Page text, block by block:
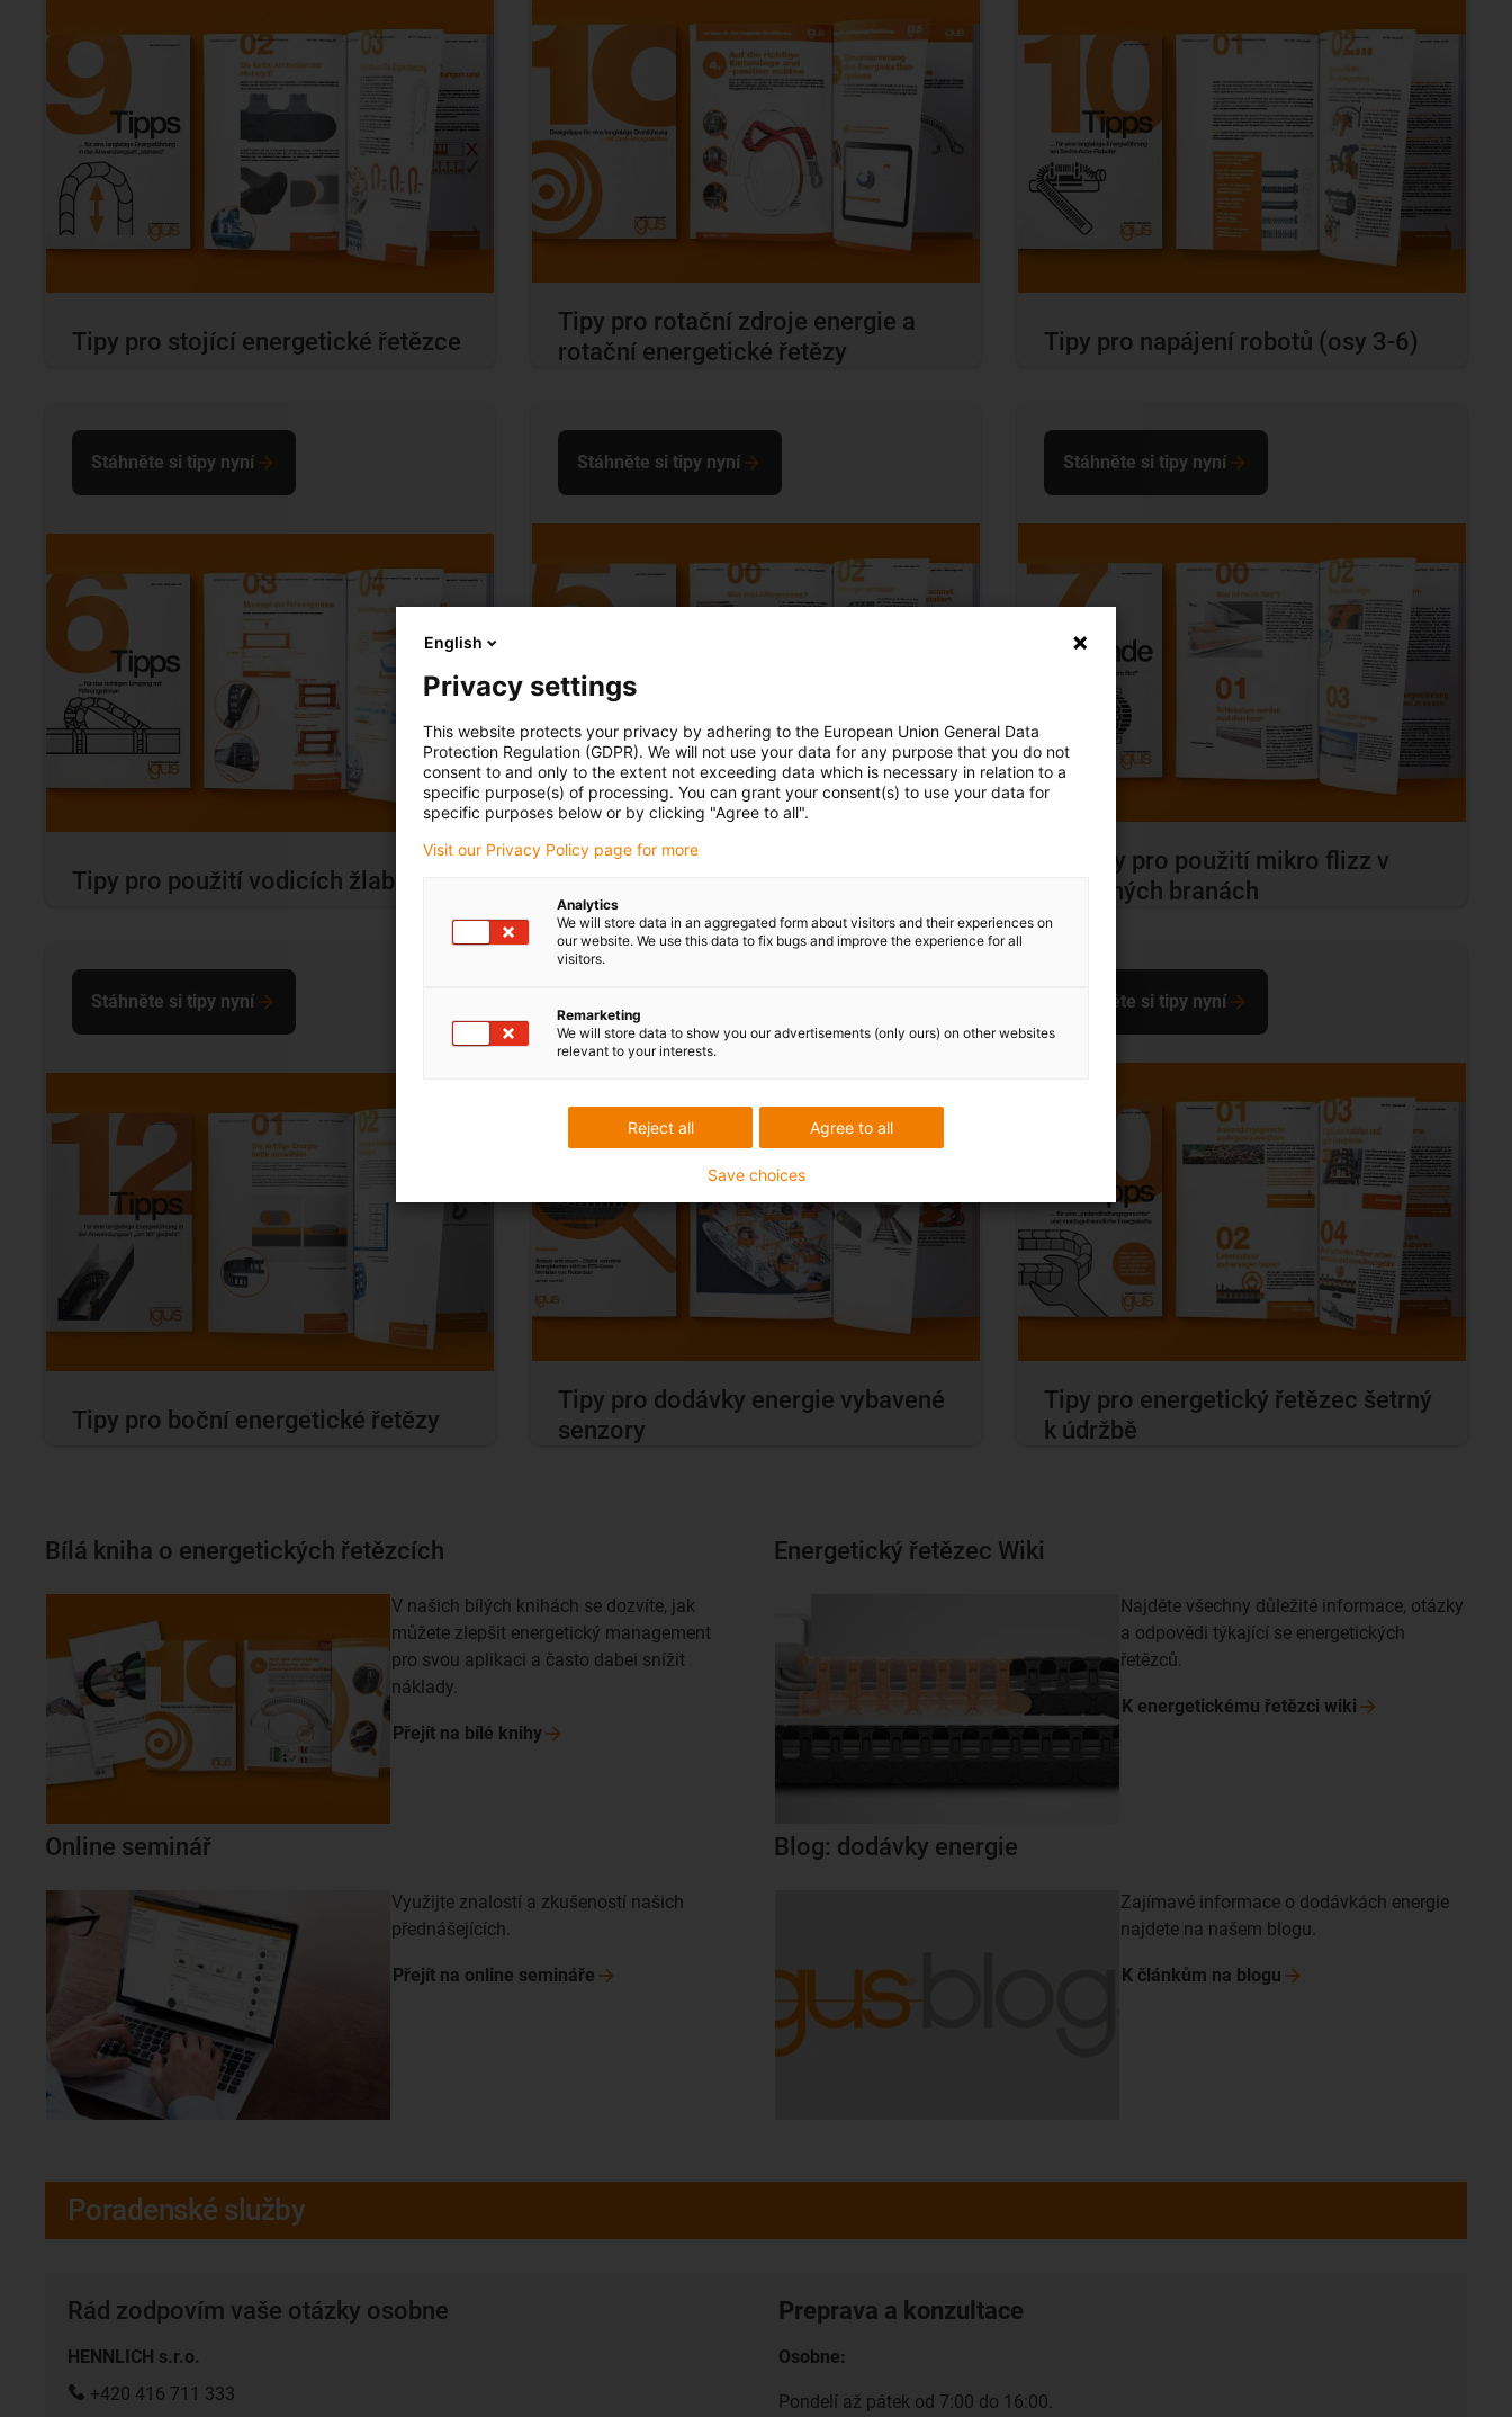
Tipy pro stojící energetické řetězce
Tipy pro rotační zdroje energie a
rotační energetické řetězy
Tipy pro napájení robotů (osy 3-6)
Tipy pro použití vodicích žlabů
Stáhněte si tipy nyní
Důvody pro používání podpěrných
Stáhněte si tipy nyní
Důvody pro použití mikro flizz v
posuvných branách
Stáhněte si tipy nyní
Tipy pro boční energetické řetězy
Stáhněte si tipy nyní
Tipy pro dodávky energie vybavené
senzory
Tipy pro energetický řetězec šetrný
k údržbě
Stáhněte si tipy nyní
Bílá kniha o energetických řetězcích
V našich bílých knihách se dozvíte, jak
můžete zlepšit energetický management
pro svou aplikaci a často dabei snížit
náklady.
Přejít na bílé knihy
Energetický řetězec Wiki
Najděte všechny důležité informace, otázky
a odpovědi týkající se energetických
řetězců.
K energetickému řetězci wiki
Online seminář
Využijte znalostí a zkušeností našich
přednášejících.
Přejít na online semináře
Blog: dodávky energie
Zajímavé informace o dodávkách energie
najdete na našem blogu.
K článkům na blogu
Poradenské služby
Rád zodpovím vaše otázky osobne
HENNLICH s.r.o.
+420 416 711 333
Preprava a konzultace
Osobne:
Pondelí až pátek od 7:00 do 16:00.
English
Privacy settings
This website protects your privacy by adhering to the European Union General Data
Protection Regulation (GDPR). We will not use your data for any purpose that you do not
consent to and only to the extent not exceeding data which is necessary in relation to a
specific purpose(s) of processing. You can grant your consent(s) to use your data for
specific purposes below or by clicking "Agree to all".
Visit our Privacy Policy page for more
Analytics
We will store data in an aggregated form about visitors and their experiences on
our website. We use this data to fix bugs and improve the experience for all
visitors.
Remarketing
We will store data to show you our advertisements (only ours) on other websites
relevant to your interests.
Agree to all
Reject all
Save choices